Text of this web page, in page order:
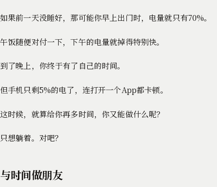
如果前一天没睡好，那可能你早上出门时，电量就只有70%。
午饭随便对付一下，下午的电量就掉得特别快。
到了晚上，你终于有了自己的时间。
但手机只剩5%的电了，连打开一个App都卡顿。
这时候，就算给你再多时间，你又能做什么呢？
只想躺着。对吧？
与时间做朋友